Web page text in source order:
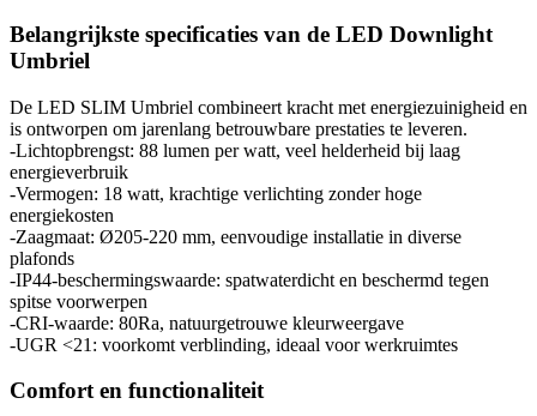
Belangrijkste specificaties van de LED Downlight
Umbriel
De LED SLIM Umbriel combineert kracht met energiezuinigheid en
is ontworpen om jarenlang betrouwbare prestaties te leveren.
-Lichtopbrengst: 88 lumen per watt, veel helderheid bij laag
energieverbruik
-Vermogen: 18 watt, krachtige verlichting zonder hoge
energiekosten
-Zaagmaat: Ø205-220 mm, eenvoudige installatie in diverse
plafonds
-IP44-beschermingswaarde: spatwaterdicht en beschermd tegen
spitse voorwerpen
-CRI-waarde: 80Ra, natuurgetrouwe kleurweergave
-UGR <21: voorkomt verblinding, ideaal voor werkruimtes
Comfort en functionaliteit